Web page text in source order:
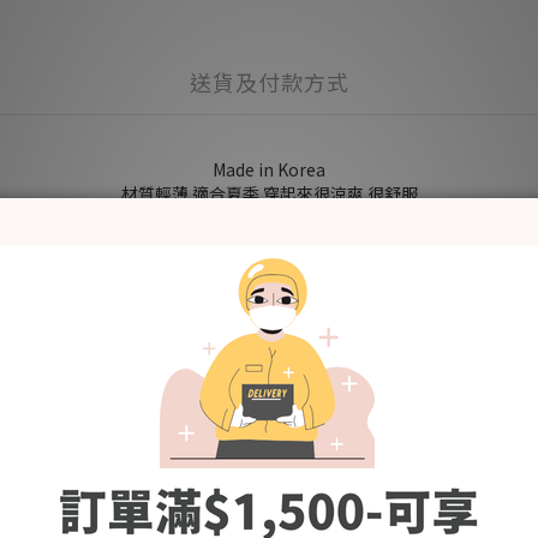
送貨及付款方式
Made in Korea
材質輕薄 適合夏季 穿起來很涼爽 很舒服
令腿部線條看起來更纖細
Models' Height # 168cm